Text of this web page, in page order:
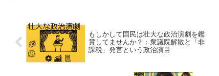
もしかして国民は壮大な政治演劇を鑑
賞してませんか？：衆議院解散と「非
課税」発言という政治演目